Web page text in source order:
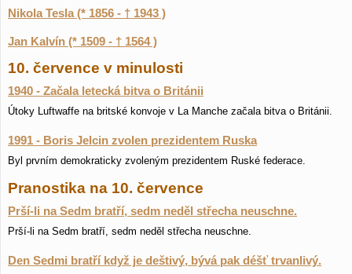
Nikola Tesla (* 1856 - † 1943 )
Jan Kalvín (* 1509 - † 1564 )
10. července v minulosti
1940 - Začala letecká bitva o Británii
Útoky Luftwaffe na britské konvoje v La Manche začala bitva o Británii.
1991 - Boris Jelcin zvolen prezidentem Ruska
Byl prvním demokraticky zvoleným prezidentem Ruské federace.
Pranostika na 10. července
Prší-li na Sedm bratří, sedm neděl střecha neuschne.
Prší-li na Sedm bratří, sedm neděl střecha neuschne.
Den Sedmi bratří když je deštivý, bývá pak déšť trvanlivý.